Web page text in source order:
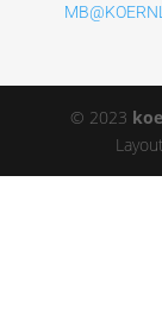
© 2023